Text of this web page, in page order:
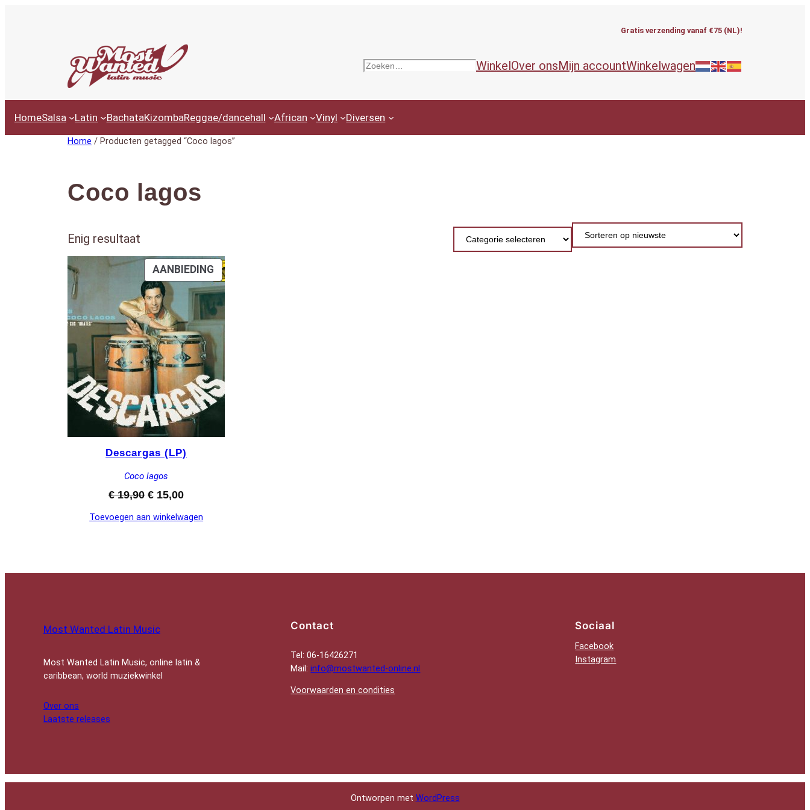
Gratis verzending vanaf €75 (NL)!
Zoeken WinkelOver onsMijn accountWinkelwagen
HomeSalsa Latin BachataKizombaReggae/dancehall African Vinyl Diversen
Home / Producten getagged “Coco lagos”
Coco lagos
Enig resultaat Productcategorieën
AANBIEDING PRODUCT
IN
DE
UITVERKOOP
Descargas (LP)
Coco lagos
€19,90 Oorspronkelijke
was:
€ 15,00Huidige
is:
Toevoegen aan winkelwagen
Most Wanted Latin Music
Most Wanted Latin Music, online latin &
caribbean, world muziekwinkel
Over ons
Laatste releases
Contact
Tel: 06-16426271
Mail:info@mostwanted-online.nl
Voorwaarden en condities
Sociaal
Facebook
Instagram
Ontworpen met WordPress